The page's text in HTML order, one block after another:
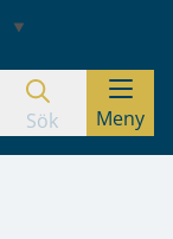
Sök Meny